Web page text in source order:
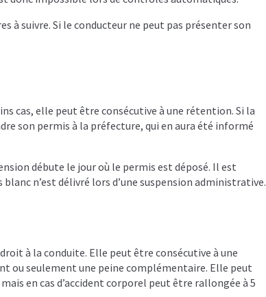
à suivre. Si le conducteur ne peut pas présenter son
cas, elle peut être consécutive à une rétention. Si la
son permis à la préfecture, qui en aura été informé
débute le jour où le permis est déposé. Il est
n’est délivré lors d’une suspension administrative.
à la conduite. Elle peut être consécutive à une
ou seulement une peine complémentaire. Elle peut
en cas d’accident corporel peut être rallongée à 5